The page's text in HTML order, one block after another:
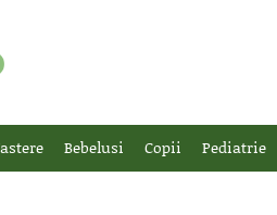
Bebelusi Copii Pediatrie